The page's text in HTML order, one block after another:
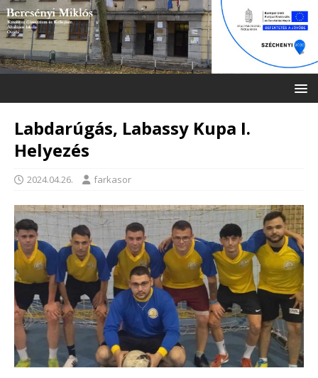
Labdarúgás, Labassy Kupa I.
Helyezés
2024.04.26. farkasor